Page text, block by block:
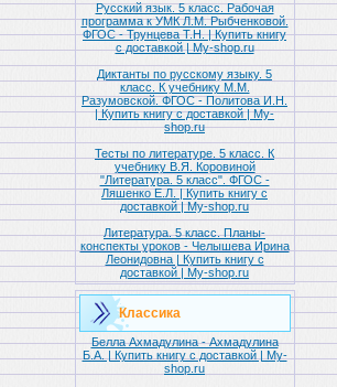
Русский язык. 5 класс. Рабочая
программа к УМК Л.М. Рыбченковой.
ФГОС - Трунцева Т.Н. | Купить книгу
с доставкой | My-shop.ru
Диктанты по русскому языку. 5
класс. К учебнику М.М.
Разумовской. ФГОС - Политова И.Н.
| Купить книгу с доставкой | My-
shop.ru
Тесты по литературе. 5 класс. К
учебнику В.Я. Коровиной
"Литература. 5 класс". ФГОС -
Ляшенко Е.Л. | Купить книгу с
доставкой | My-shop.ru
Литература. 5 класс. Планы-
конспекты уроков - Челышева Ирина
Леонидовна | Купить книгу с
доставкой | My-shop.ru
Классика
Белла Ахмадулина - Ахмадулина
Б.А. | Купить книгу с доставкой | My-
shop.ru